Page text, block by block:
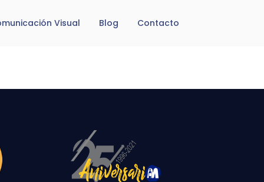
Visual Blog Contacto